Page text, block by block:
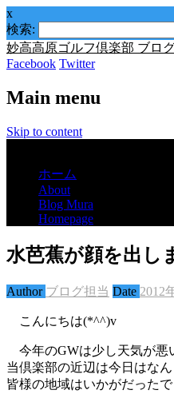
x
検索:
妙高高原ゴルフ倶楽部 ブロ
Facebook Twitter
Main menu
Skip to content
ホーム
About
Blog Mura
Homepage
水芭蕉が顔を出し
Author ブログ担当 Date 2012
こんにちは(*^^)v
今年のGWは少し天気が悪
当倶楽部の近辺は今日はな
皆様の地域はいかがだったで